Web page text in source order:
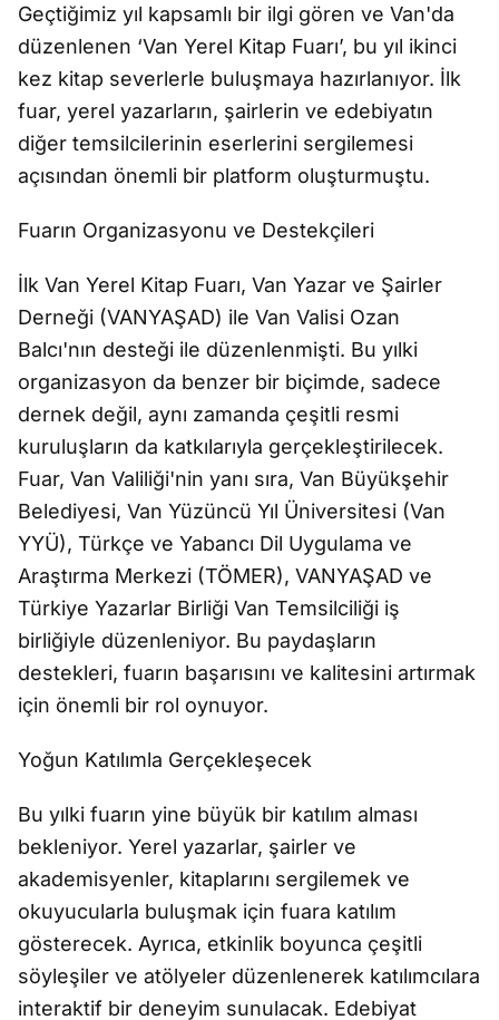
Geçtiğimiz yıl kapsamlı bir ilgi gören ve Van'da
düzenlenen ‘Van Yerel Kitap Fuarı’, bu yıl ikinci
kez kitap severlerle buluşmaya hazırlanıyor. İlk
fuar, yerel yazarların, şairlerin ve edebiyatın
diğer temsilcilerinin eserlerini sergilemesi
açısından önemli bir platform oluşturmuştu.
Fuarın Organizasyonu ve Destekçileri
İlk Van Yerel Kitap Fuarı, Van Yazar ve Şairler
Derneği (VANYAŞAD) ile Van Valisi Ozan
Balcı'nın desteği ile düzenlenmişti. Bu yılki
organizasyon da benzer bir biçimde, sadece
dernek değil, aynı zamanda çeşitli resmi
kuruluşların da katkılarıyla gerçekleştirilecek.
Fuar, Van Valiliği'nin yanı sıra, Van Büyükşehir
Belediyesi, Van Yüzüncü Yıl Üniversitesi (Van
YYÜ), Türkçe ve Yabancı Dil Uygulama ve
Araştırma Merkezi (TÖMER), VANYAŞAD ve
Türkiye Yazarlar Birliği Van Temsilciliği iş
birliğiyle düzenleniyor. Bu paydaşların
destekleri, fuarın başarısını ve kalitesini artırmak
için önemli bir rol oynuyor.
Yoğun Katılımla Gerçekleşecek
Bu yılki fuarın yine büyük bir katılım alması
bekleniyor. Yerel yazarlar, şairler ve
akademisyenler, kitaplarını sergilemek ve
okuyucularla buluşmak için fuara katılım
gösterecek. Ayrıca, etkinlik boyunca çeşitli
söyleşiler ve atölyeler düzenlenerek katılımcılara
interaktif bir deneyim sunulacak. Edebiyat